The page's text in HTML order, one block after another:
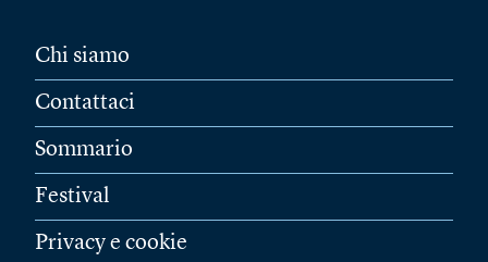
Chi siamo
Contattaci
Sommario
Festival
Privacy e cookie